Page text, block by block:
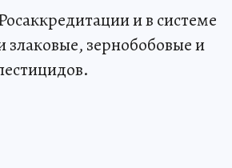
и в системе
злаковые, зернобобовые и